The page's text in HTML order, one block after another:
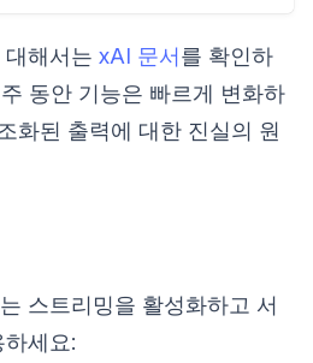
해서는 xAI 문서를 확인하
동안 기능은 빠르게 변화하
화된 출력에 대한 진실의 원
스트리밍을 활성화하고 서
세요: